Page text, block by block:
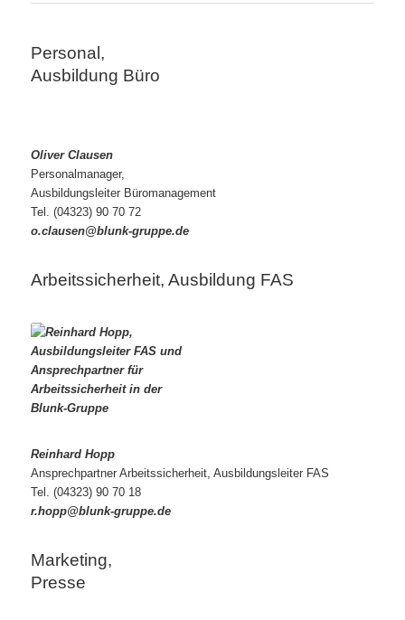
Personal,
Ausbildung Büro
Oliver Clausen
Personalmanager,
Ausbildungsleiter Büromanagement
Tel. (04323) 90 70 72
o.clausen@blunk-gruppe.de
Arbeitssicherheit, Ausbildung FAS
Reinhard Hopp
Ansprechpartner Arbeitssicherheit, Ausbildungsleiter FAS
Tel. (04323) 90 70 18
r.hopp@blunk-gruppe.de
Marketing,
Presse